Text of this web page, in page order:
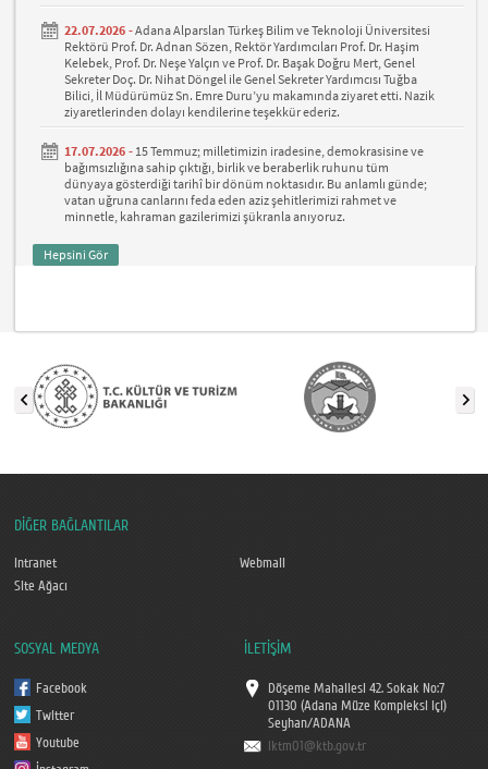
22.07.2026 -Adana Alparslan Türkeş Bilim ve Teknoloji Üniversitesi
Rektörü Prof. Dr. Adnan Sözen, Rektör Yardımcıları Prof. Dr. Haşim
Kelebek, Prof. Dr. Neşe Yalçın ve Prof. Dr. Başak Doğru Mert, Genel
Sekreter Doç. Dr. Nihat Döngel ile Genel Sekreter Yardımcısı Tuğba
Bilici, İl Müdürümüz Sn. Emre Duru’yu makamında ziyaret etti. Nazik
ziyaretlerinden dolayı kendilerine teşekkür ederiz.
17.07.2026 - 15 Temmuz; milletimizin iradesine, demokrasisine ve
bağımsızlığına sahip çıktığı, birlik ve beraberlik ruhunu tüm
dünyaya gösterdiği tarihî bir dönüm noktasıdır. Bu anlamlı günde;
vatan uğruna canlarını feda eden aziz şehitlerimizi rahmet ve
minnetle, kahraman gazilerimizi şükranla anıyoruz.
Hepsini Gör
DİĞER BAĞLANTILAR
Intranet
Webmail
Site Ağacı
SOSYAL MEDYA
Facebook
Twitter
Youtube
İLETİŞİM
Döşeme Mahallesi 42. Sokak No:7
01130 (Adana Müze Kompleksi içi)
Seyhan/ADANA
iktm01@ktb.gov.tr